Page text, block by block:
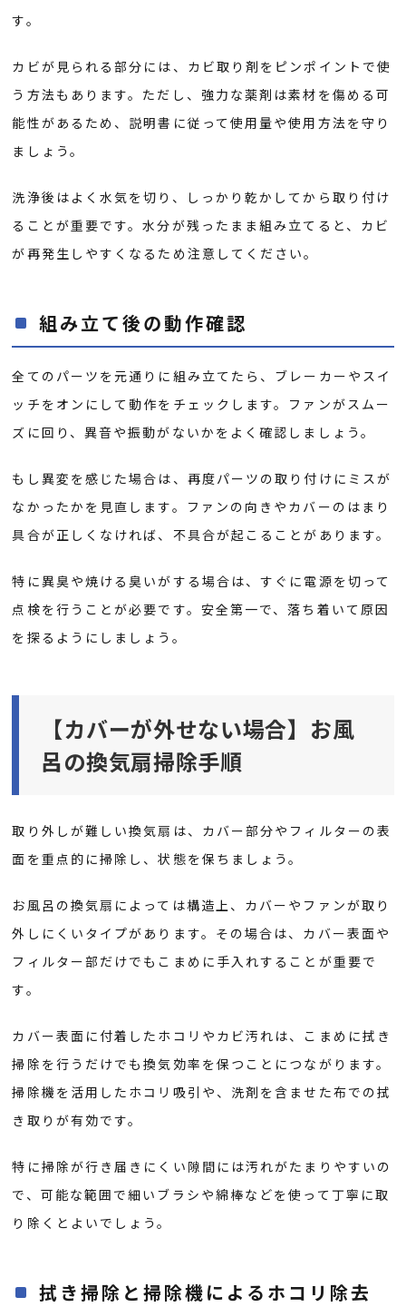
す。
カビが見られる部分には、カビ取り剤をピンポイントで使
う方法もあります。ただし、強力な薬剤は素材を傷める可
能性があるため、説明書に従って使用量や使用方法を守り
ましょう。
洗浄後はよく水気を切り、しっかり乾かしてから取り付け
ることが重要です。水分が残ったまま組み立てると、カビ
が再発生しやすくなるため注意してください。
組み立て後の動作確認
全てのパーツを元通りに組み立てたら、ブレーカーやスイ
ッチをオンにして動作をチェックします。ファンがスムー
ズに回り、異音や振動がないかをよく確認しましょう。
もし異変を感じた場合は、再度パーツの取り付けにミスが
なかったかを見直します。ファンの向きやカバーのはまり
具合が正しくなければ、不具合が起こることがあります。
特に異臭や焼ける臭いがする場合は、すぐに電源を切って
点検を行うことが必要です。安全第一で、落ち着いて原因
を探るようにしましょう。
【カバーが外せない場合】お風
呂の換気扇掃除手順
取り外しが難しい換気扇は、カバー部分やフィルターの表
面を重点的に掃除し、状態を保ちましょう。
お風呂の換気扇によっては構造上、カバーやファンが取り
外しにくいタイプがあります。その場合は、カバー表面や
フィルター部だけでもこまめに手入れすることが重要で
す。
カバー表面に付着したホコリやカビ汚れは、こまめに拭き
掃除を行うだけでも換気効率を保つことにつながります。
掃除機を活用したホコリ吸引や、洗剤を含ませた布での拭
き取りが有効です。
特に掃除が行き届きにくい隙間には汚れがたまりやすいの
で、可能な範囲で細いブラシや綿棒などを使って丁寧に取
り除くとよいでしょう。
拭き掃除と掃除機によるホコリ除去